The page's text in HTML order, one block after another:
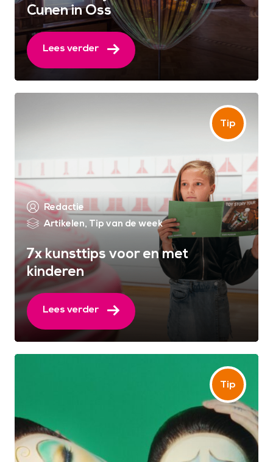
Cunen in Oss
Lees verder
Redactie
Artikelen, Tip van de week
7x kunsttips voor en met
kinderen
Lees verder